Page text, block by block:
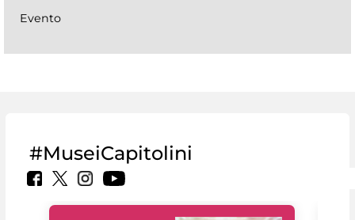
Evento
#MuseiCapitolini